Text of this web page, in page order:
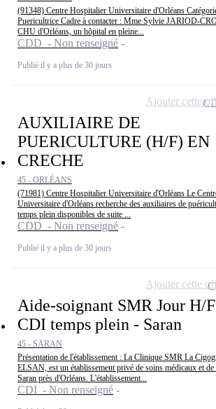
(91348) Centre Hospitalier Universitaire d'Orléans
Puericultrice Cadre à contacter : Mme Sylvie JARIOD-
CHU d'Orléans, un hôpital en pleine...
CDD - Non renseigné
Publié il y a plus de 30 jours
AUXILIAIRE DE
PUERICULTURE (H/F) EN
CRECHE
45 - ORLÉANS
(71981) Centre Hospitalier Universitaire d'Orléans Le
Universitaire d'Orléans recherche des auxiliaires de
temps plein disponibles de suite ...
CDD - Non renseigné
Publié il y a plus de 30 jours
Ajouter cette
Aide-soignant SMR Jour H/
CDI temps plein - Saran
45 - SARAN
Présentation de l'établissement : La Clinique SMR La
ELSAN, est un établissement privé de soins médicaux et de
Saran près d'Orléans. L'établissement...
CDI - Non renseigné
Ajouter cette